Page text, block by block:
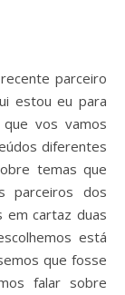
parceiro
estou eu para
vos vamos
diferentes
temas que
parceiros dos
em cartaz duas
está
que fosse
falar sobre